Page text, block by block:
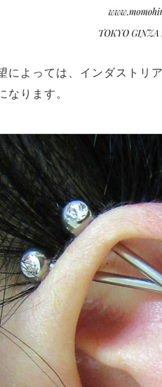
によっては、インダストリ
なります。